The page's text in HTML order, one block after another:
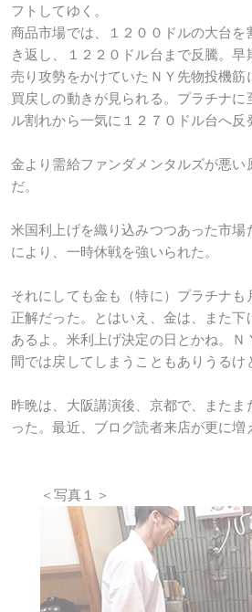
フトしてゆく。
商品市場では、１２００ドルの大台を
き返し、１２２０ドル台まで反騰。早
売り攻勢をかけていたＮＹ先物投機筋
買戻しの動きが見られる。プラチナに
ル割れから一気に１２７０ドル台へ反
金より需給ファンダメンタルズが悪い
だ。
米国利上げを織り込みつつあった市場
により、一時休戦を強いられた。
それにしても金も（特に）プラチナも
正解だった。とはいえ、金は、また下
あるよ。米利上げ決定の日とかね。
間では戻してしまうこともありうるけ
昨晩は、大阪講演後、京都で、また
った。最近、ブログ読者来店が更に増
＜写真１＞